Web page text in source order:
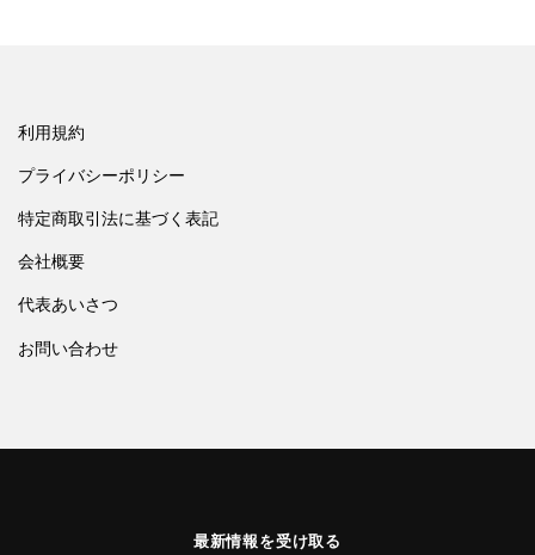
利用規約
プライバシーポリシー
特定商取引法に基づく表記
会社概要
代表あいさつ
お問い合わせ
最新情報を受け取る